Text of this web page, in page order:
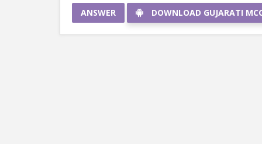
ANSWER DOWNLOAD GUJARATI